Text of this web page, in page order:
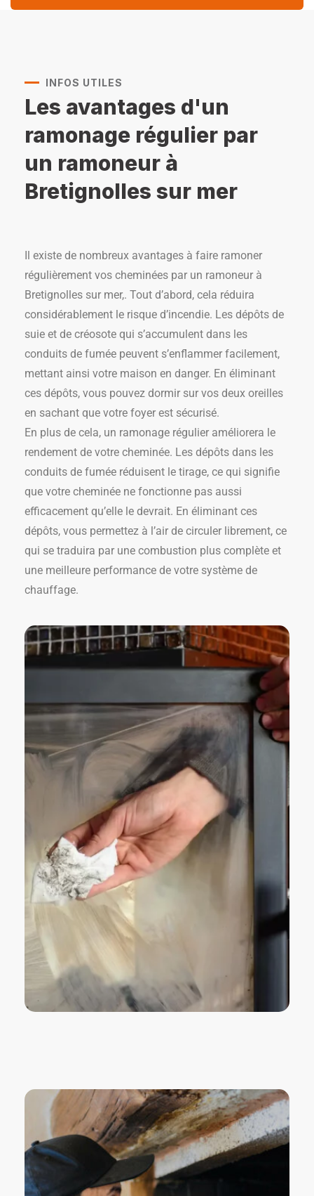
INFOS UTILES
Les avantages d'un
ramonage régulier par
un ramoneur à
Bretignolles sur mer
Il existe de nombreux avantages à faire ramoner
régulièrement vos cheminées par un ramoneur à
Bretignolles sur mer,. Tout d’abord, cela réduira
considérablement le risque d’incendie. Les dépôts de
suie et de créosote qui s’accumulent dans les
conduits de fumée peuvent s’enflammer facilement,
mettant ainsi votre maison en danger. En éliminant
ces dépôts, vous pouvez dormir sur vos deux oreilles
en sachant que votre foyer est sécurisé.
En plus de cela, un ramonage régulier améliorera le
rendement de votre cheminée. Les dépôts dans les
conduits de fumée réduisent le tirage, ce qui signifie
que votre cheminée ne fonctionne pas aussi
efficacement qu’elle le devrait. En éliminant ces
dépôts, vous permettez à l’air de circuler librement, ce
qui se traduira par une combustion plus complète et
une meilleure performance de votre système de
chauffage.